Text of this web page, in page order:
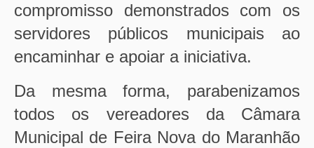
compromisso demonstrados com os
servidores públicos municipais ao
encaminhar e apoiar a iniciativa.
Da mesma forma, parabenizamos
todos os vereadores da Câmara
Municipal de Feira Nova do Maranhão